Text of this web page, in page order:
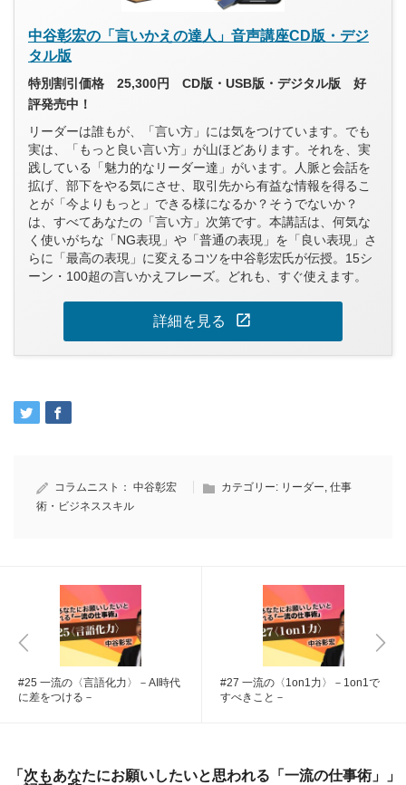
中谷彰宏の「言いかえの達人」音声講座CD版・デジ
タル版
特別割引価格 25,300円 CD版・USB版・デジタル版 好
評発売中！
リーダーは誰もが、「言い方」には気をつけています。でも
実は、「もっと良い言い方」が山ほどあります。それを、実
践している「魅力的なリーダー達」がいます。人脈と会話を
拡げ、部下をやる気にさせ、取引先から有益な情報を得るこ
とが「今よりもっと」できる様になるか？そうでないか？
は、すべてあなたの「言い方」次第です。本講話は、何気な
く使いがちな「NG表現」や「普通の表現」を「良い表現」さ
らに「最高の表現」に変えるコツを中谷彰宏氏が伝授。15シ
ーン・100超の言いかえフレーズ。どれも、すぐ使えます。
詳細を見る open_in_new
コラムニスト： 中谷彰宏 カテゴリー: リーダー 仕事
術・ビジネススキル
#25 一流の〈言語化力〉－AI時代
に差をつける－
#27 一流の〈1on1力〉－1on1で
すべきこと－
「次もあなたにお願いしたいと思われる「一流の仕事術」」